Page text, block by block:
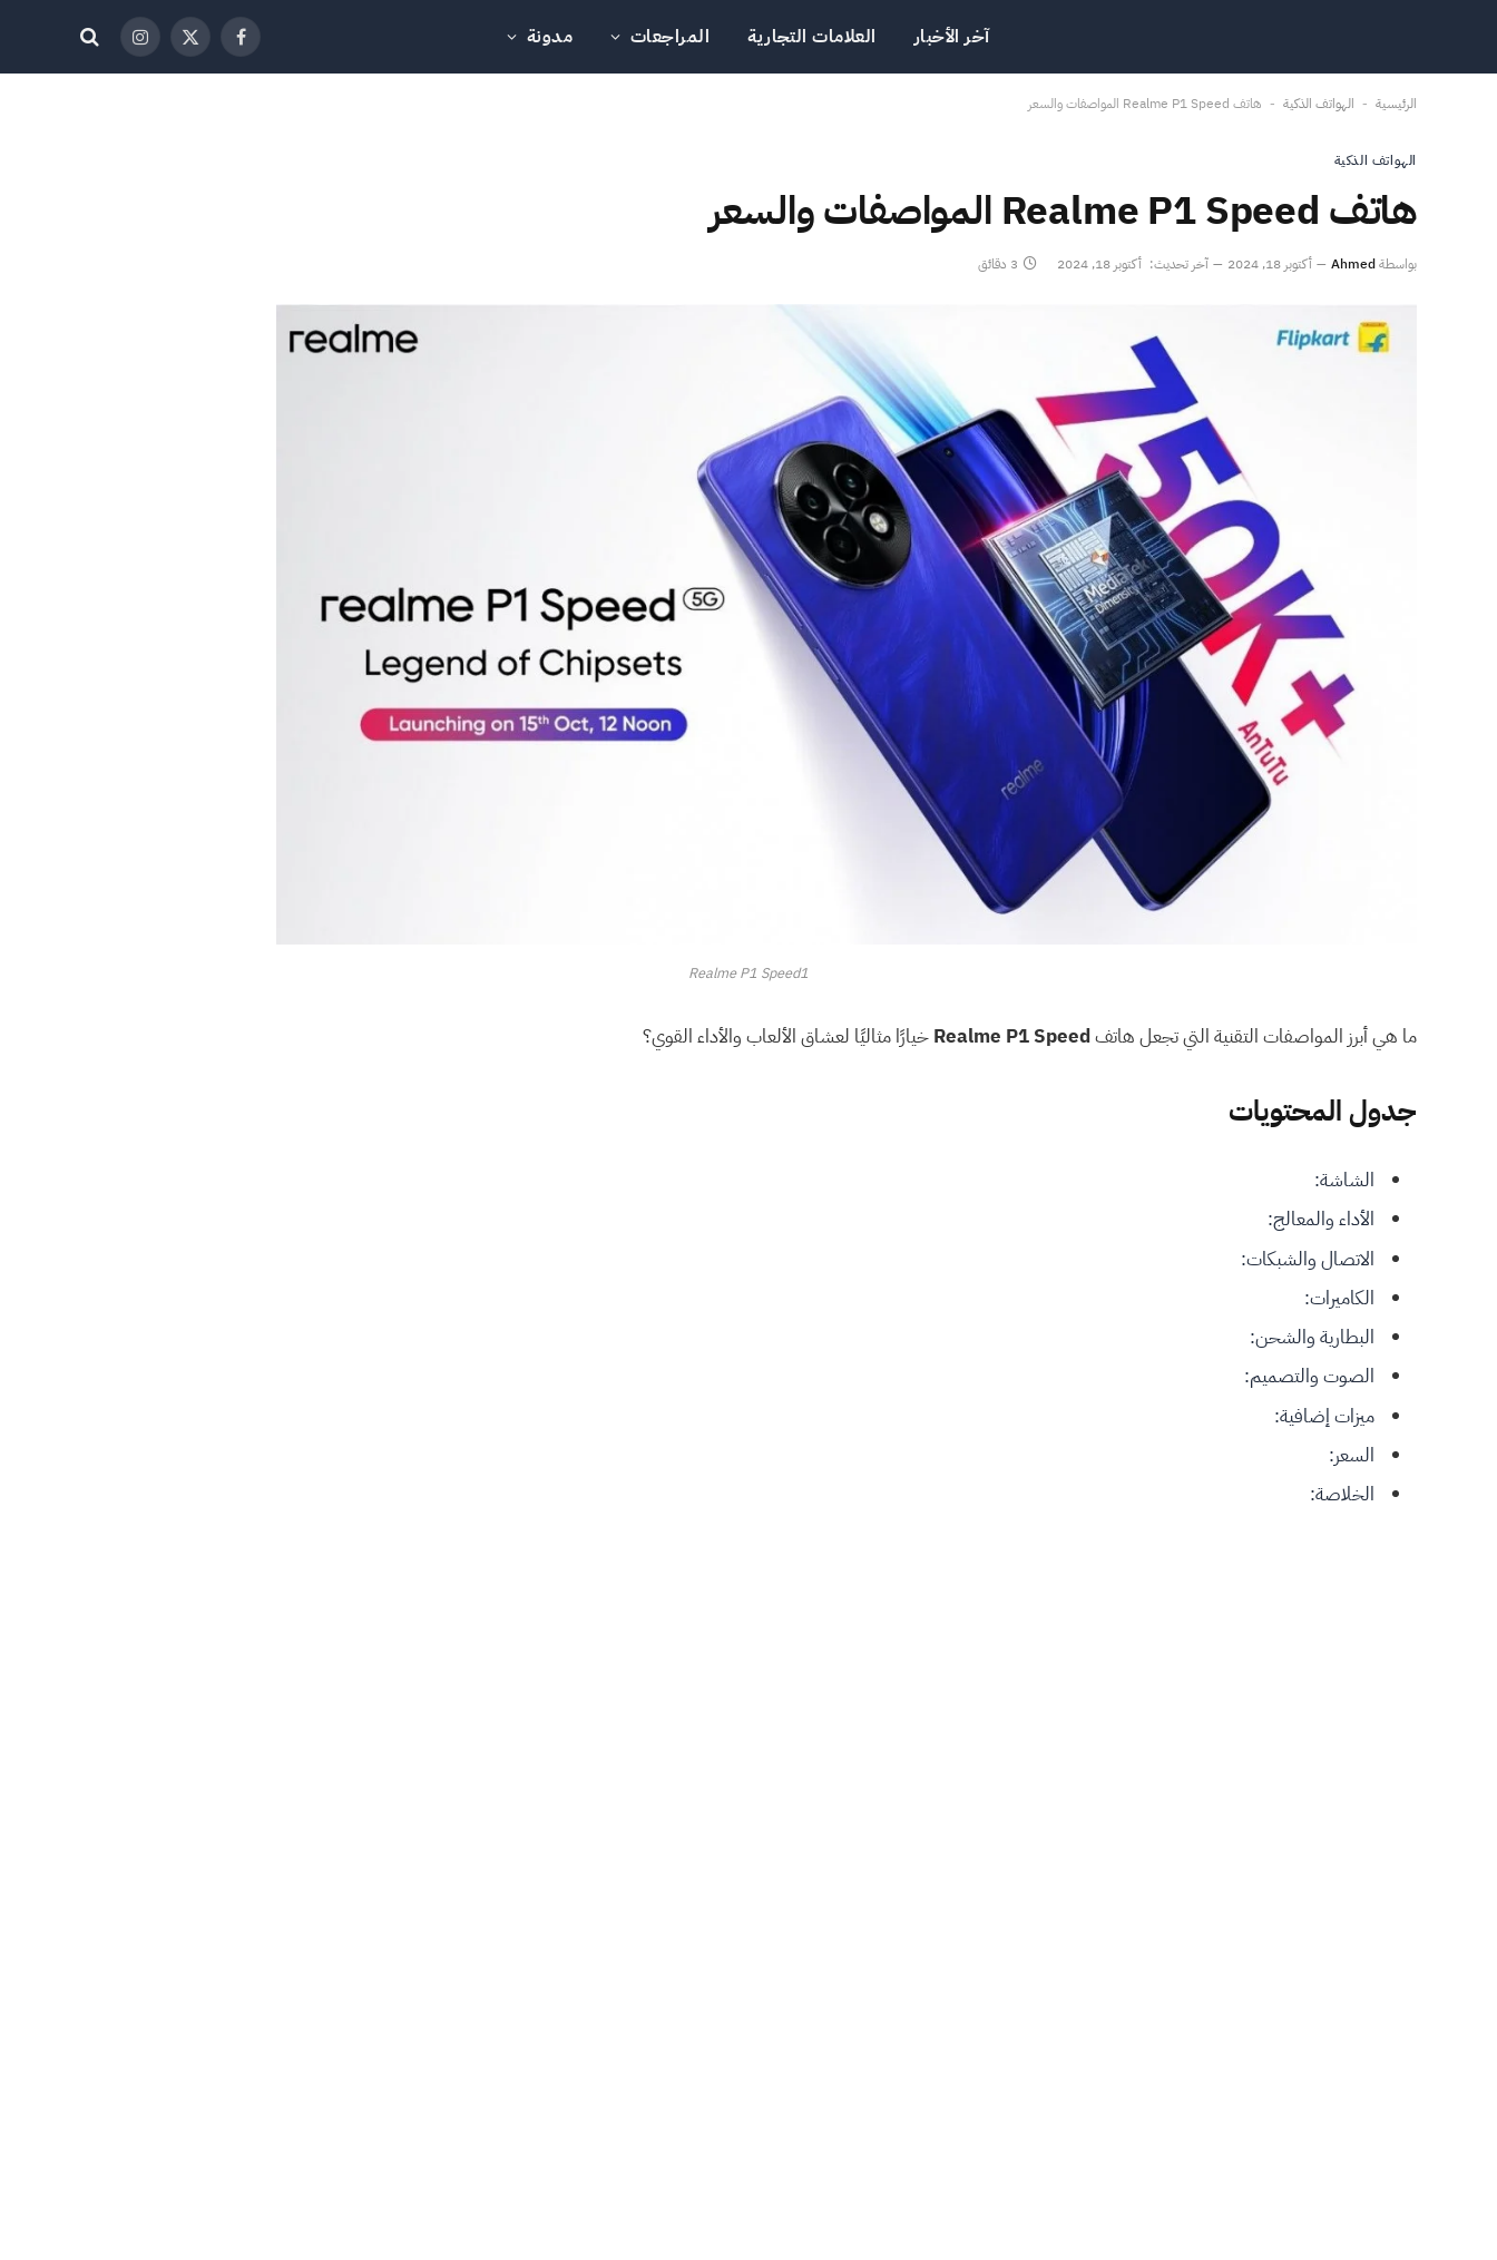
آخر الأخبار العلامات التجارية المراجعات مدونة فيسبوكX
(Twitter)
الانستغرام
الرئيسية - الهواتف الذكية - هاتف Realme P1 Speed المواصفات والسعر
الهواتف الذكية
هاتف Realme P1 Speed المواصفات والسعر
بواسطةAhmed أكتوبر 18, 2024 آخر تحديث: أكتوبر 18, 2024 3 دقائق
Realme P1 Speed1
ما هي أبرز المواصفات التقنية التي تجعل هاتفRealme P1 Speed خيارًا مثاليًا لعشاق الألعاب والأداء القوي؟
جدول المحتويات
الشاشة:
الأداء والمعالج:
الاتصال والشبكات:
الكاميرات:
البطارية والشحن:
الصوت والتصميم:
ميزات إضافية:
السعر:
الخلاصة: